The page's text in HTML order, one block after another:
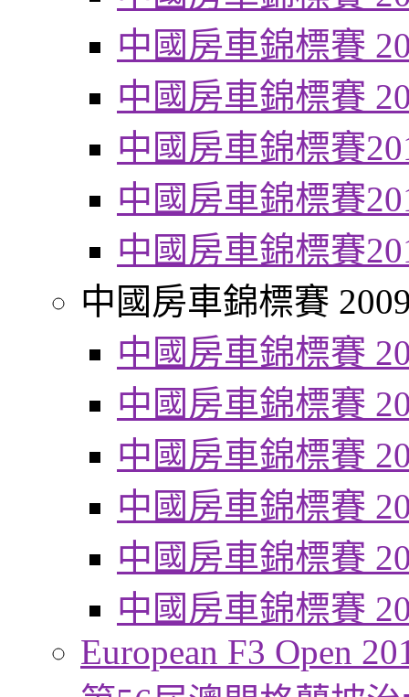
中國房車錦標賽
中國房車錦標賽
中國房車錦標賽
中國房車錦標賽
中國房車錦標賽
中國房車錦標賽
中國房車錦標賽
中國房車錦標賽
中國房車錦標賽
中國房車錦標賽
中國房車錦標賽
中國房車錦標賽
European F3 Open